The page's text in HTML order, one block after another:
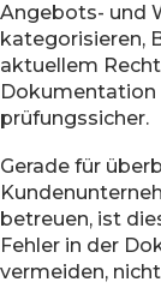
Angebots- und
kategorisieren,
aktuellem
Dokumentation
prüfungssicher.
Gerade für
betreuen, ist
Fehler in der
vermeiden,